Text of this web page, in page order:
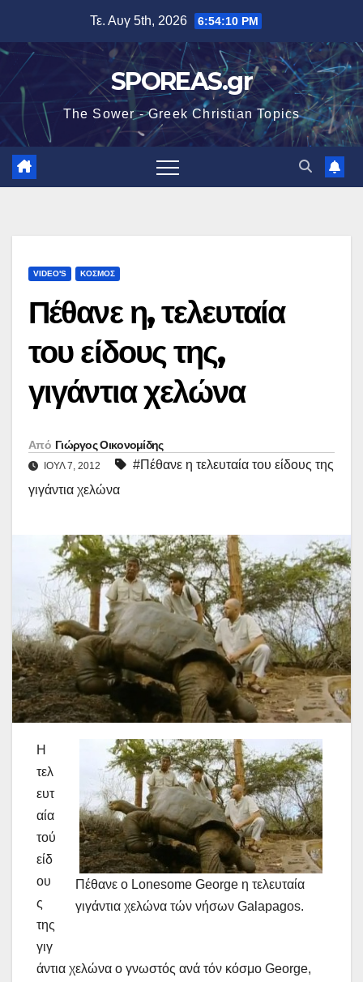
περιεχόμενο
Τε. Αυγ 5th, 2026 6:54:11 PM
SPOREAS.gr
The Sower - Greek Christian Topics
VIDEO'S ΚΟΣΜΟΣ
Πέθανε η, τελευταία
του είδους της,
γιγάντια χελώνα
Από Γιώργος Οικονομίδης
ΙΟΎΛ 7, 2012
#Πέθανε η τελευταία του είδους της
γιγάντια χελώνα
Πέθανε ο Lonesome George η τελευταία
γιγάντια χελώνα τών νήσων Galapagos.
Η
τελ
ευτ
αία
τού
είδ
ου
ς
της
γιγ
άντια χελώνα ο γνωστός ανά τόν κόσμο George,